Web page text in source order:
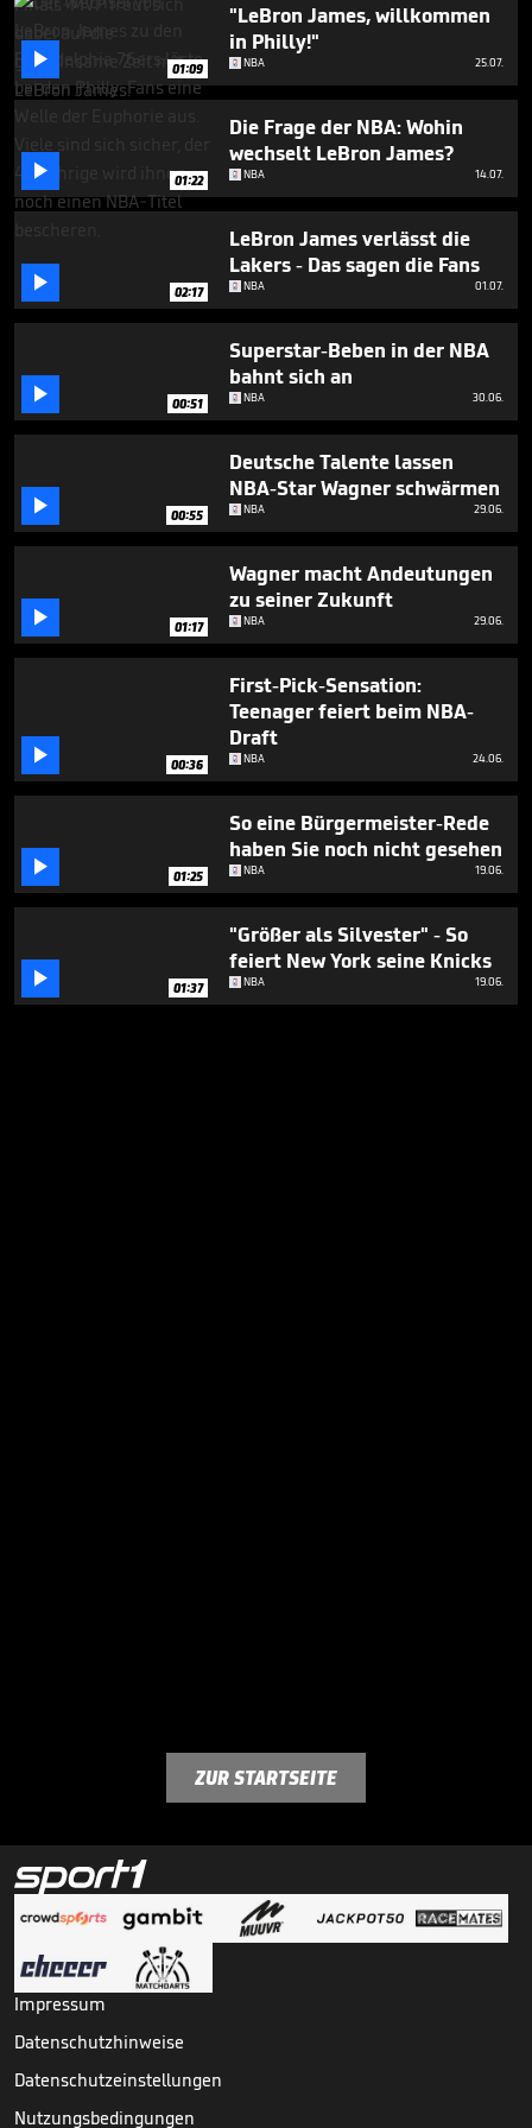
seconds
 01:09
"LeBron James, willkommen
in Philly!"
NBA 25.07.
 01:22
Die Frage der NBA: Wohin
wechselt LeBron James?
NBA 14.07.
 02:17
LeBron James verlässt die
Lakers - Das sagen die Fans
NBA 01.07.
 00:51
Superstar-Beben in der NBA
bahnt sich an
NBA 30.06.
 00:55
Deutsche Talente lassen
NBA-Star Wagner schwärmen
NBA 29.06.
 01:17
Wagner macht Andeutungen
zu seiner Zukunft
NBA 29.06.
 00:36
First-Pick-Sensation:
Teenager feiert beim NBA-
Draft
NBA 24.06.
 01:25
So eine Bürgermeister-Rede
haben Sie noch nicht gesehen
NBA 19.06.
 01:37
"Größer als Silvester" - So
feiert New York seine Knicks
NBA 19.06.
ZUR STARTSEITE
Impressum
Datenschutzhinweise
Datenschutzeinstellungen
Nutzungsbedingungen